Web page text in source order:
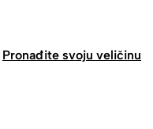
Pronađite svoju veličinu